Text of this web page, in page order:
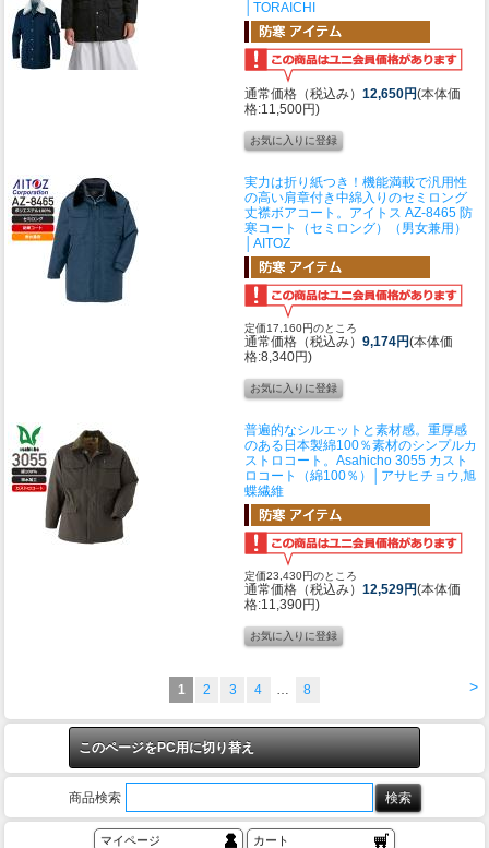
│TORAICHI
通常価格（税込み） 12,650円(本体価
格:11,500円)
実力は折り紙つき！機能満載で汎用性
の高い肩章付き中綿入りのセミロング
丈襟ボアコート。 アイトス AZ-8465 防
寒コート（セミロング）（男女兼用）
│AITOZ
定価17,160円のところ
通常価格（税込み） 9,174円(本体価
格:8,340円)
普遍的なシルエットと素材感。重厚感
のある日本製綿100％素材のシンプルカ
ストロコート。 Asahicho 3055 カスト
ロコート（綿100％）│アサヒチョウ,旭
蝶繊維
定価23,430円のところ
通常価格（税込み） 12,529円(本体価
格:11,390円)
>
1 2 3 4 … 8
このページをPC用に切り替え
商品検索
マイページ カート